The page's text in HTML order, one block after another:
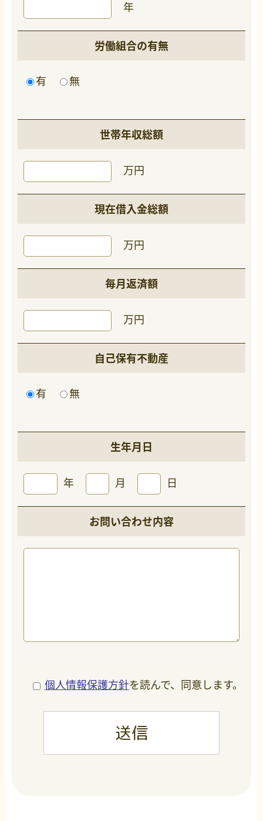
年
労働組合の有無
有 無
世帯年収総額
万円
現在借入金総額
万円
毎月返済額
万円
自己保有不動産
有 無
生年月日
年 月 日
お問い合わせ内容
個人情報保護方針を読んで、同意します。